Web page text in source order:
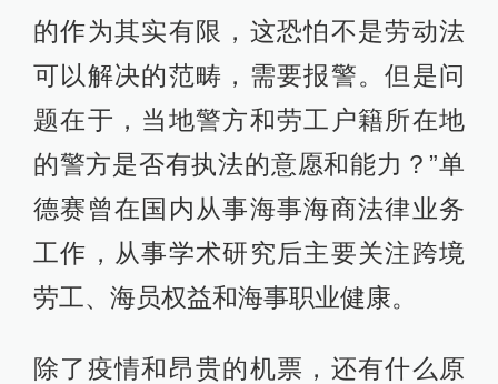
的作为其实有限，这恐怕不是劳动法
可以解决的范畴，需要报警。但是问
题在于，当地警方和劳工户籍所在地
的警方是否有执法的意愿和能力？”单
德赛曾在国内从事海事海商法律业务
工作，从事学术研究后主要关注跨境
劳工、海员权益和海事职业健康。
除了疫情和昂贵的机票，还有什么原